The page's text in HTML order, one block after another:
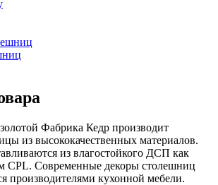
Фабрика Кедр производит
из высококачественных материалов.
из влагостойкого ДСП как
CPL. Современные декоры столешниц
производителями кухонной мебели.